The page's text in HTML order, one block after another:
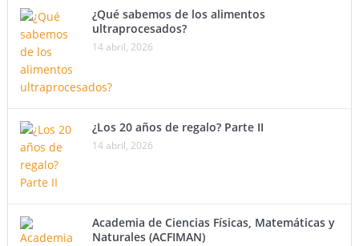
¿Qué sabemos de los alimentos
ultraprocesados?
14 abril, 2026
¿Los 20 años de regalo? Parte II
14 abril, 2026
Academia de Ciencias Físicas, Matemáticas y
Naturales (ACFIMAN)